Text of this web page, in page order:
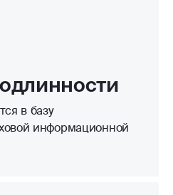
в базу
информационной